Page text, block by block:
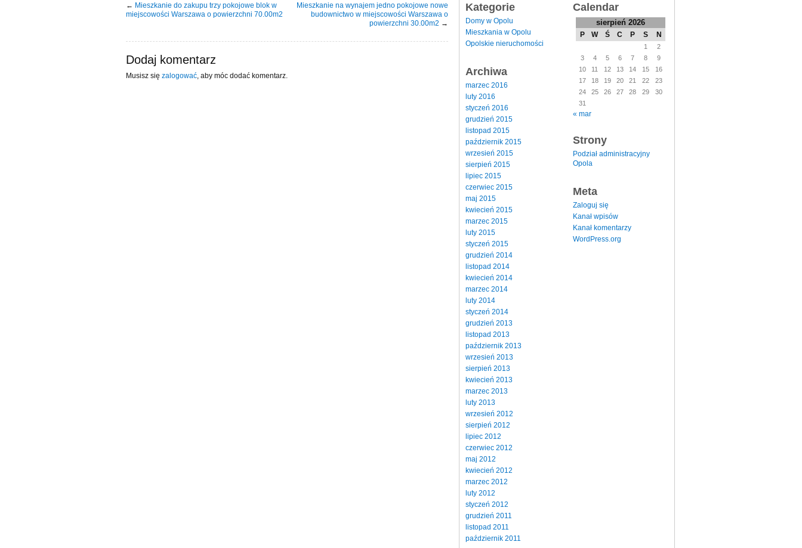
← Mieszkanie do zakupu trzy pokojowe blok w
miejscowości Warszawa o powierzchni 70.00m2
Mieszkanie na wynajem jedno pokojowe nowe
budownictwo w miejscowości Warszawa o
powierzchni 30.00m2 →
Dodaj komentarz
Musisz się zalogować , aby móc dodać komentarz.
Kategorie
Domy w Opolu
Mieszkania w Opolu
Opolskie nieruchomości
Archiwa
marzec 2016
luty 2016
styczeń 2016
grudzień 2015
listopad 2015
październik 2015
wrzesień 2015
sierpień 2015
lipiec 2015
czerwiec 2015
maj 2015
kwiecień 2015
marzec 2015
luty 2015
styczeń 2015
grudzień 2014
listopad 2014
kwiecień 2014
marzec 2014
luty 2014
styczeń 2014
grudzień 2013
listopad 2013
październik 2013
wrzesień 2013
sierpień 2013
kwiecień 2013
marzec 2013
luty 2013
wrzesień 2012
sierpień 2012
lipiec 2012
czerwiec 2012
maj 2012
kwiecień 2012
marzec 2012
luty 2012
styczeń 2012
grudzień 2011
listopad 2011
październik 2011
Calendar
sierpień 2026
P W Ś C P S N
1
2
3
4 5 6 7 8
9
10
11 12 13 14 15
16
17
18 19 20 21 22
23
24
25 26 27 28 29
30
31
« mar
Strony
Podział administracyjny
Opola
Meta
Zaloguj się
Kanał wpisów
Kanał komentarzy
WordPress.org